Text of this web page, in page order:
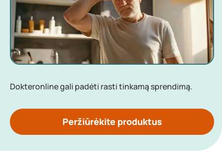
Dokteronline gali padėti rasti tinkamą sprendimą.
Peržiūrėkite produktus